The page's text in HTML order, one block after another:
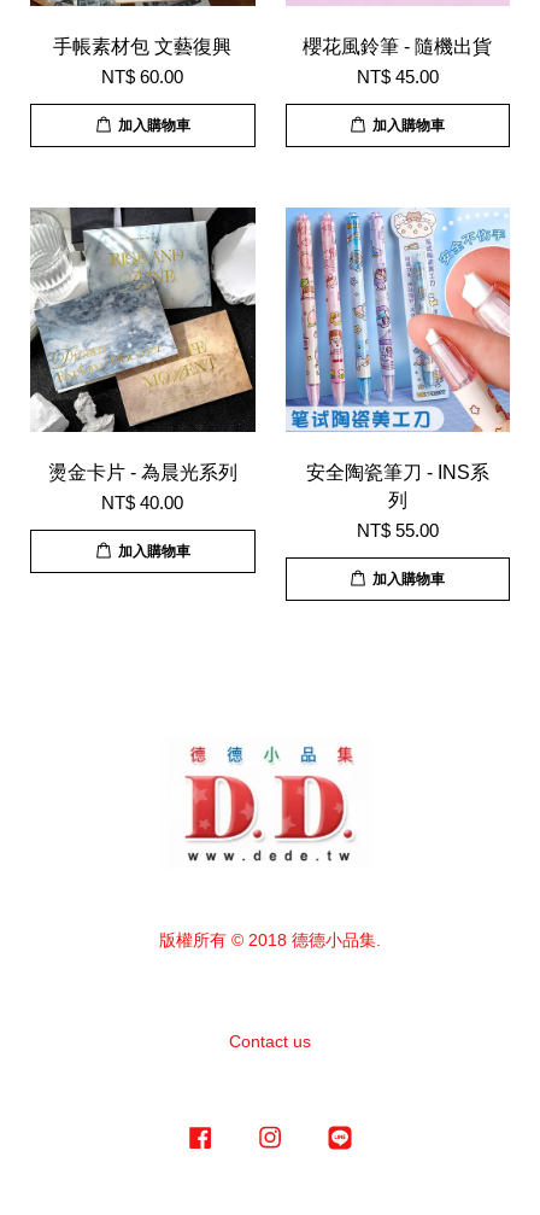
手帳素材包 文藝復興
NT$ 60.00
加入購物車
櫻花風鈴筆 - 隨機出貨
NT$ 45.00
加入購物車
燙金卡片 - 為晨光系列
NT$ 40.00
加入購物車
安全陶瓷筆刀 - INS系
列
NT$ 55.00
加入購物車
版權所有 © 2018 德德小品集.
Contact us
Facebook Instagram